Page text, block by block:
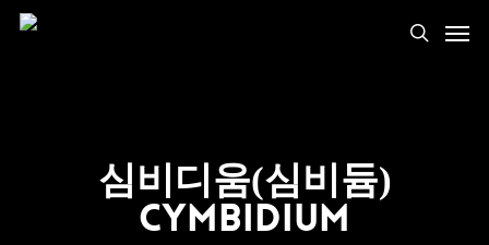
심비디움(심비듐)
Cymbidium